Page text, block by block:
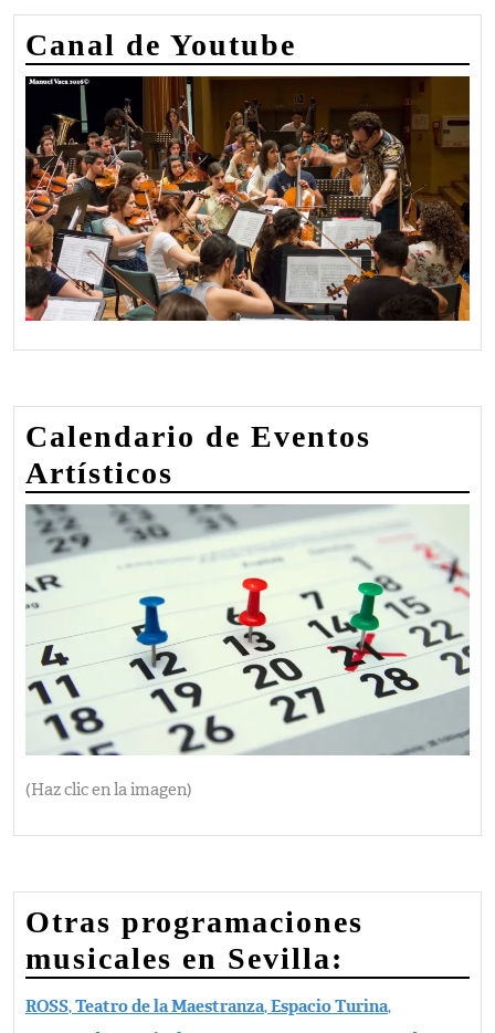
Canal de Youtube
Calendario de Eventos
Artísticos
(Haz clic en la imagen)
Otras programaciones
musicales en Sevilla:
ROSS,Teatro de la Maestranza,Espacio Turina,